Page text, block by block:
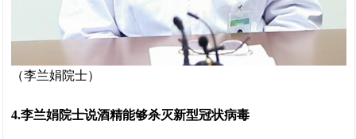
（李兰娟院士）
4.李兰娟院士说酒精能够杀灭新型冠状病毒